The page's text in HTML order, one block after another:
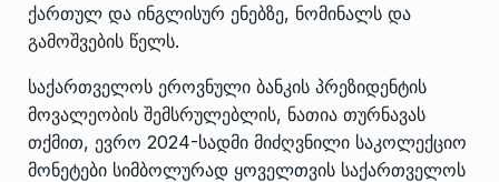
ქართულ და ინგლისურ ენებზე, ნომინალს და
გამოშვების წელს.
საქართველოს ეროვნული ბანკის პრეზიდენტის
მოვალეობის შემსრულებლის, ნათია თურნავას
თქმით, ევრო 2024-სადმი მიძღვნილი საკოლექციო
მონეტები სიმბოლურად ყოველთვის საქართველოს